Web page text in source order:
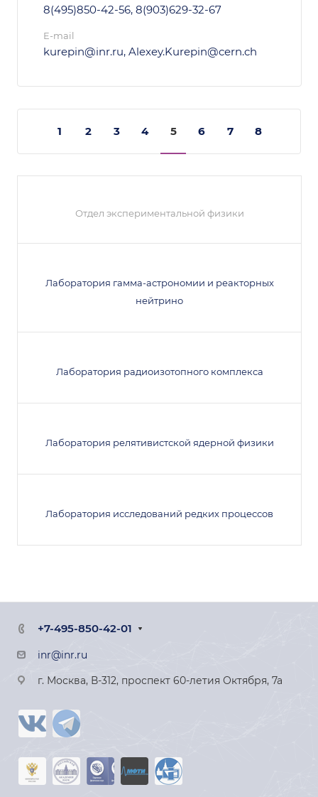
8(495)850-42-56, 8(903)629-32-67
E-mail
kurepin@inr.ru, Alexey.Kurepin@cern.ch
1 2 3 4 5 6 7 8
Отдел экспериментальной физики
Лаборатория гамма-астрономии и реакторных
нейтрино
Лаборатория радиоизотопного комплекса
Лаборатория релятивистской ядерной физики
Лаборатория исследований редких процессов
+7-495-850-42-01
inr@inr.ru
г. Москва, В-312, проспект 60-летия Октября, 7а